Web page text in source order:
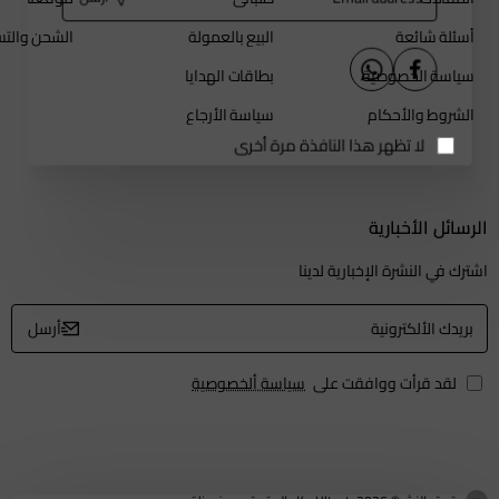
address
لا تظهر هذا النافذة مرة أخرى
أسئلة شائعة
سياسة الخصوصية
الشروط والأحكام
البيع بالعمولة
بطاقات الهدايا
سياسة الأرجاع
الشحن
الرسائل الأخبارية
اشترك في النشرة الإخبارية لدينا
بريدك
الألكترونية
أرسل
لقد قرأت ووافقت على سياسة ألخصوصية